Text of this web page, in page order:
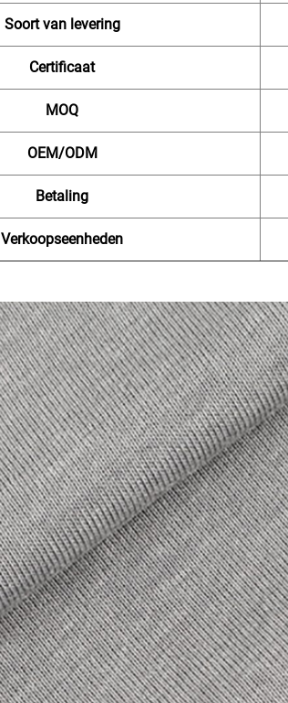
Soort van levering
Certificaat
MOQ
OEM/ODM
Betaling
Verkoopseenheden